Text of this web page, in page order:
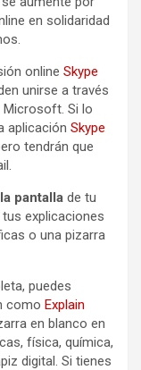
en solidaridad
online Skype
unirse a través
Microsoft. Si lo
aplicación Skype
tendrán que
pantalla de tu
explicaciones
o una pizarra
puedes
como Explain
en blanco en
física, química,
digital. Si tienes